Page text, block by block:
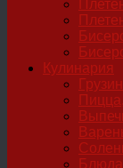
Кулинария